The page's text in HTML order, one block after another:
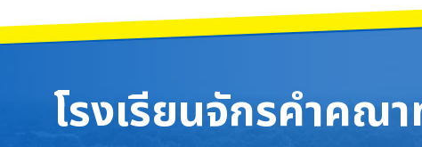
โรงเรียนจักรคำคณ